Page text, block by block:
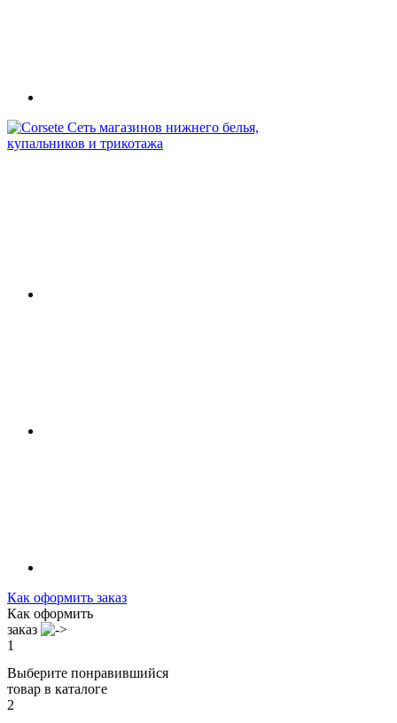
Сеть магазинов нижнего белья,
купальников и трикотажа
Как оформить заказ
Как оформить
заказ
1
Выберите понравившийся
товар в каталоге
2